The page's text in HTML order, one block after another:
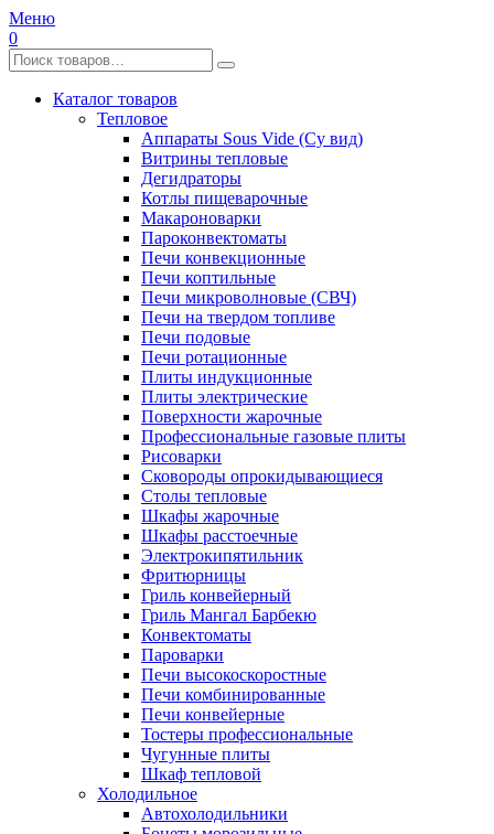
Меню
0
Каталог товаров
Тепловое
Аппараты Sous Vide (Су вид)
Витрины тепловые
Дегидраторы
Котлы пищеварочные
Макароноварки
Пароконвектоматы
Печи конвекционные
Печи коптильные
Печи микроволновые (СВЧ)
Печи на твердом топливе
Печи подовые
Печи ротационные
Плиты индукционные
Плиты электрические
Поверхности жарочные
Профессиональные газовые плиты
Рисоварки
Сковороды опрокидывающиеся
Столы тепловые
Шкафы жарочные
Шкафы расстоечные
Электрокипятильник
Фритюрницы
Гриль конвейерный
Гриль Мангал Барбекю
Конвектоматы
Пароварки
Печи высокоскоростные
Печи комбинированные
Печи конвейерные
Тостеры профессиональные
Чугунные плиты
Шкаф тепловой
Холодильное
Автохолодильники